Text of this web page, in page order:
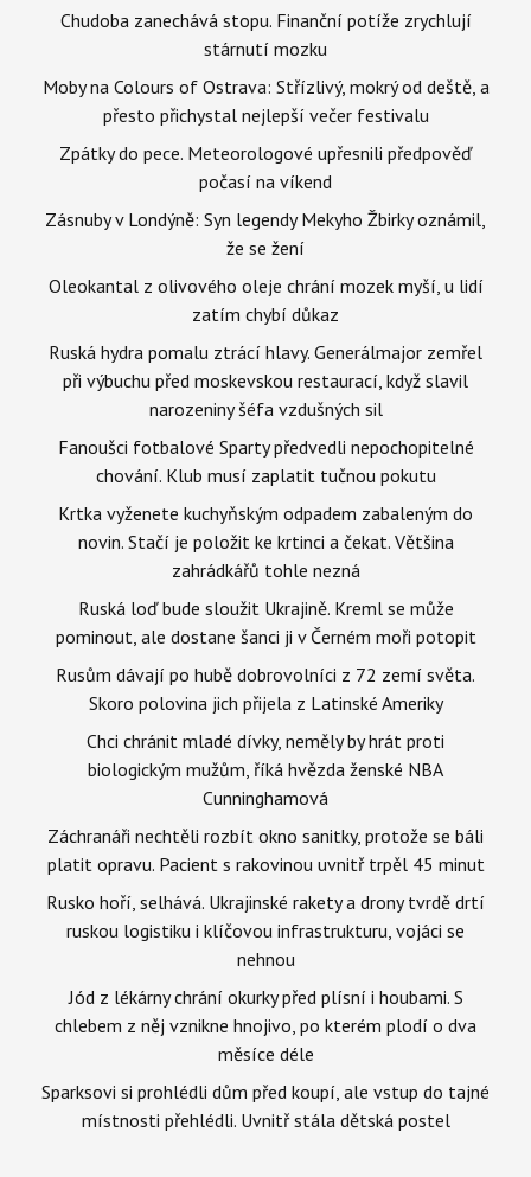
Chudoba zanechává stopu. Finanční potíže zrychlují
stárnutí mozku
Moby na Colours of Ostrava: Střízlivý, mokrý od deště, a
přesto přichystal nejlepší večer festivalu
Zpátky do pece. Meteorologové upřesnili předpověď
počasí na víkend
Zásnuby v Londýně: Syn legendy Mekyho Žbirky oznámil,
že se žení
Oleokantal z olivového oleje chrání mozek myší, u lidí
zatím chybí důkaz
Ruská hydra pomalu ztrácí hlavy. Generálmajor zemřel
při výbuchu před moskevskou restaurací, když slavil
narozeniny šéfa vzdušných sil
Fanoušci fotbalové Sparty předvedli nepochopitelné
chování. Klub musí zaplatit tučnou pokutu
Krtka vyženete kuchyňským odpadem zabaleným do
novin. Stačí je položit ke krtinci a čekat. Většina
zahrádkářů tohle nezná
Ruská loď bude sloužit Ukrajině. Kreml se může
pominout, ale dostane šanci ji v Černém moři potopit
Rusům dávají po hubě dobrovolníci z 72 zemí světa.
Skoro polovina jich přijela z Latinské Ameriky
Chci chránit mladé dívky, neměly by hrát proti
biologickým mužům, říká hvězda ženské NBA
Cunninghamová
Záchranáři nechtěli rozbít okno sanitky, protože se báli
platit opravu. Pacient s rakovinou uvnitř trpěl 45 minut
Rusko hoří, selhává. Ukrajinské rakety a drony tvrdě drtí
ruskou logistiku i klíčovou infrastrukturu, vojáci se
nehnou
Jód z lékárny chrání okurky před plísní i houbami. S
chlebem z něj vznikne hnojivo, po kterém plodí o dva
měsíce déle
Sparksovi si prohlédli dům před koupí, ale vstup do tajné
místnosti přehlédli. Uvnitř stála dětská postel